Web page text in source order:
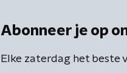
Abonneer je op
Elke zaterdag het beste